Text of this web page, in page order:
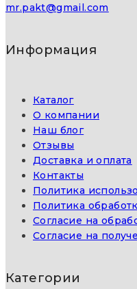
mr.pakt@gmail.com
Информация
Каталог
О компании
Наш блог
Отзывы
Доставка и оплата
Контакты
Политика
Политика
Согласие на
Согласие на
Категории